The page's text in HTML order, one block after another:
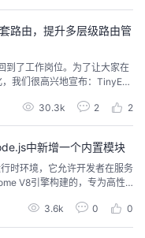
perf_h...
路由，提升多层级路由管
到了工作岗位。为了让大家在
我们很高兴地宣布：TinyEng
下来，我们将详细介绍该版
嵌套路由，出码支持多层级
30.3k 2 2
中新增一个内置模块
时环境，它允许开发者在服务
V8引擎构建的，专为高性
介绍 Node.js 技术原理：从调
3.6k 0 0